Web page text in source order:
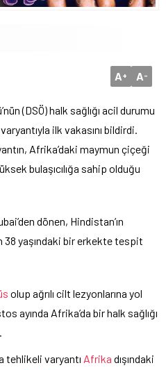
A+ A-
(DSÖ) halk sağlığı acil durumu
ilk vakasını bildirdi.
Afrika’daki maymun çiçeği
bulaşıcılığa sahip olduğu
dönen, Hindistan’ın
38 yaşındaki bir erkekte tespit
olup ağrılı cilt lezyonlarına yol
ayında Afrika’da bir halk sağlığı
tehlikeli varyantı Afrika dışındaki